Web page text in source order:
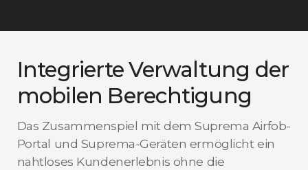
Integrierte Verwaltung der
mobilen Berechtigung
Das Zusammenspiel mit dem Suprema Airfob-
Portal und Suprema-Geräten ermöglicht ein
nahtloses Kundenerlebnis ohne die